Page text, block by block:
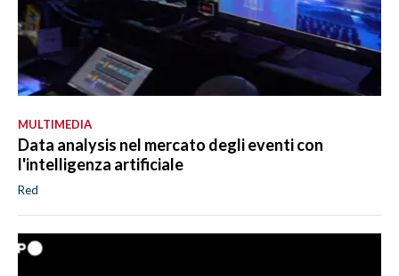
MULTIMEDIA
Data analysis nel mercato degli eventi con
l'intelligenza artificiale
Red